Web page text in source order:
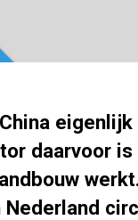
eigenlijk
daarvoor is